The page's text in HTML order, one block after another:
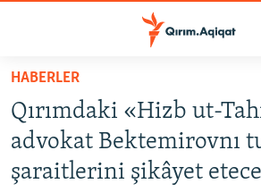
Esas
qaytmaq
Baş
navigatsiyağa
qaytmaq
HABERLER
SİYASET
İQTİSADİYAT
HABERLER
Qırımdaki «Hizb ut-
advokat Bektemirovnı
şaraitlerini şikâyet